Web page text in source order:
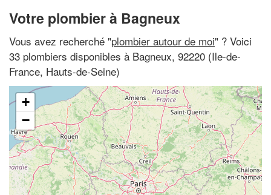
Votre plombier à Bagneux
Vous avez recherché "plombier autour de moi" ? Voici
33 plombiers disponibles à Bagneux, 92220 (Ile-de-
France, Hauts-de-Seine)
+
−